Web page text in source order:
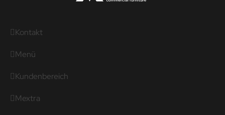
Kontakt
Menü
Kundenbereich
Mextra